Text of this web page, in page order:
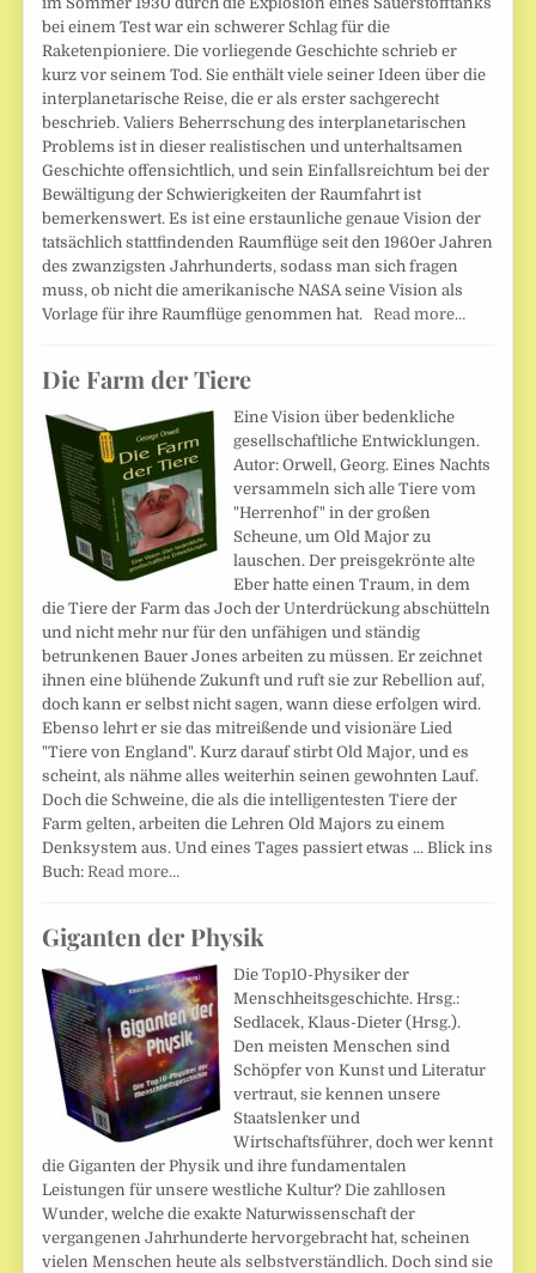
bei einem Test war ein schwerer Schlag für die
Raketenpioniere. Die vorliegende Geschichte schrieb er
kurz vor seinem Tod. Sie enthält viele seiner Ideen über die
interplanetarische Reise, die er als erster sachgerecht
beschrieb. Valiers Beherrschung des interplanetarischen
Problems ist in dieser realistischen und unterhaltsamen
Geschichte offensichtlich, und sein Einfallsreichtum bei der
Bewältigung der Schwierigkeiten der Raumfahrt ist
bemerkenswert. Es ist eine erstaunliche genaue Vision der
tatsächlich stattfindenden Raumflüge seit den 1960er Jahren
des zwanzigsten Jahrhunderts, sodass man sich fragen
muss, ob nicht die amerikanische NASA seine Vision als
Vorlage für ihre Raumflüge genommen hat.Read more…
Die Farm der Tiere
Eine Vision über bedenkliche
gesellschaftliche Entwicklungen.
Autor: Orwell, Georg. Eines Nachts
versammeln sich alle Tiere vom
"Herrenhof" in der großen
Scheune, um Old Major zu
lauschen. Der preisgekrönte alte
Eber hatte einen Traum, in dem
die Tiere der Farm das Joch der Unterdrückung abschütteln
und nicht mehr nur für den unfähigen und ständig
betrunkenen Bauer Jones arbeiten zu müssen. Er zeichnet
ihnen eine blühende Zukunft und ruft sie zur Rebellion auf,
doch kann er selbst nicht sagen, wann diese erfolgen wird.
Ebenso lehrt er sie das mitreißende und visionäre Lied
"Tiere von England". Kurz darauf stirbt Old Major, und es
scheint, als nähme alles weiterhin seinen gewohnten Lauf.
Doch die Schweine, die als die intelligentesten Tiere der
Farm gelten, arbeiten die Lehren Old Majors zu einem
Denksystem aus. Und eines Tages passiert etwas ... Blick ins
Buch:Read more…
Giganten der Physik
Die Top10-Physiker der
Menschheitsgeschichte. Hrsg.:
Sedlacek, Klaus-Dieter (Hrsg.).
Den meisten Menschen sind
Schöpfer von Kunst und Literatur
vertraut, sie kennen unsere
Staatslenker und
Wirtschaftsführer, doch wer kennt
die Giganten der Physik und ihre fundamentalen
Leistungen für unsere westliche Kultur? Die zahllosen
Wunder, welche die exakte Naturwissenschaft der
vergangenen Jahrhunderte hervorgebracht hat, scheinen
vielen Menschen heute als selbstverständlich. Doch sind sie